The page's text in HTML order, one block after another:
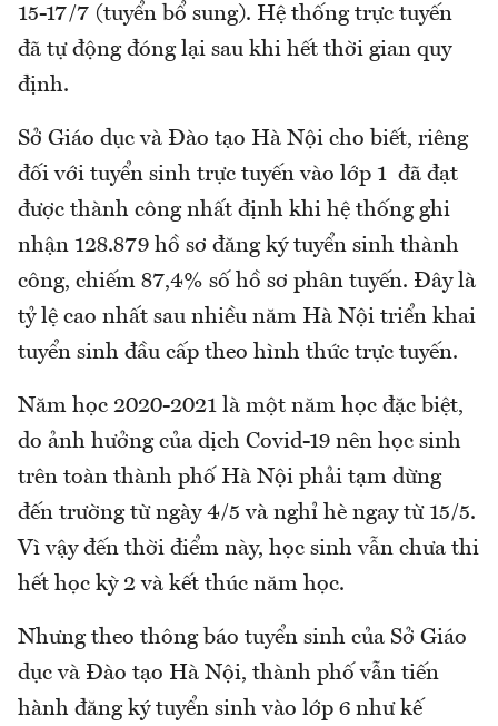
15-17/7 (tuyển bổ sung). Hệ thống trực tuyến
đã tự động đóng lại sau khi hết thời gian quy
định.
Sở Giáo dục và Đào tạo Hà Nội cho biết, riêng
đối với tuyển sinh trực tuyến vào lớp 1 đã đạt
được thành công nhất định khi hệ thống ghi
nhận 128.879 hồ sơ đăng ký tuyển sinh thành
công, chiếm 87,4% số hồ sơ phân tuyến. Đây là
tỷ lệ cao nhất sau nhiều năm Hà Nội triển khai
tuyển sinh đầu cấp theo hình thức trực tuyến.
Năm học 2020-2021 là một năm học đặc biệt,
do ảnh hưởng của dịch Covid-19 nên học sinh
trên toàn thành phố Hà Nội phải tạm dừng
đến trường từ ngày 4/5 và nghỉ hè ngay từ 15/5.
Vì vậy đến thời điểm này, học sinh vẫn chưa thi
hết học kỳ 2 và kết thúc năm học.
Nhưng theo thông báo tuyển sinh của Sở Giáo
dục và Đào tạo Hà Nội, thành phố vẫn tiến
hành đăng ký tuyển sinh vào lớp 6 như kế